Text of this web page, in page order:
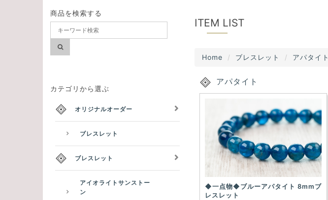
ITEM LIST
Home ブレスレット アパタイト
アパタイト
◆一点物◆ブルーアパタイト 8mmブ
レスレット
商品を検索する
カテゴリから選ぶ
オリジナルオーダー
ブレスレット
ブレスレット
アイオライトサンストー
ン